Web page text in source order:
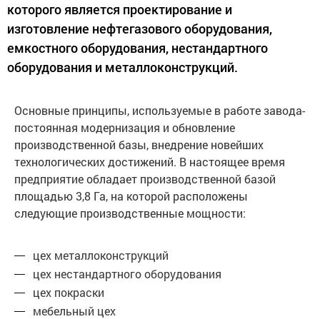
которого является проектирование и
изготовление нефтегазового оборудования,
емкостного оборудования, нестандартного
оборудования и металлоконструкций.
Основные принципы, используемые в работе завода-
постоянная модернизация и обновление
производственной базы, внедрение новейших
технологических достижений. В настоящее время
предприятие обладает производственной базой
площадью 3,8 Га, на которой расположены
следующие производственные мощности:
цех металлоконструкций
цех нестандартного оборудования
цех покраски
мебельный цех